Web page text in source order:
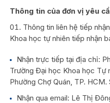
Thông tin của đơn vị yêu
Thông tin liên hệ tiếp
Khoa học tự nhiên tiếp nhận
Nhận trực tiếp tại địa chỉ:
Trường Đại học Khoa học Tự
Phường Chợ Quán, TP.
Nhận qua email: Lê Thị